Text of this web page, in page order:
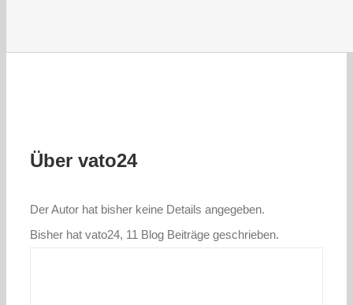
Über vato24
Der Autor hat bisher keine Details angegeben.
Bisher hat vato24, 11 Blog Beiträge geschrieben.